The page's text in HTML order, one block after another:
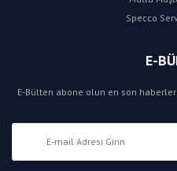
Specco
E-
E-Bülten abone olun en son